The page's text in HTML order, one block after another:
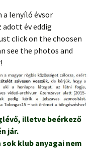
lenyíló évsor
év eddig
click on the choosen
see the photos and
illetve beérkező
jár.
klub anyagai nem